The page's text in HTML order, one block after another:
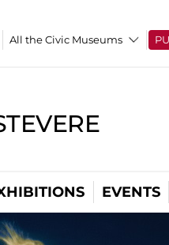
All the Civic Museums
EVENTS